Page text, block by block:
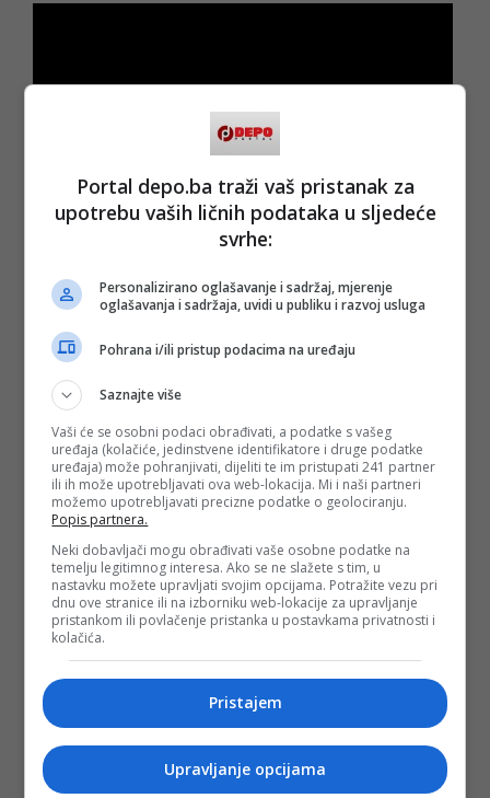
(DEPO PORTAL/ad)
PODIJELI NA
Depo.bapratite putem društvenih mrežaTwitter iFacebook
Portal depo.ba traži vaš pristanak za
upotrebu vaših ličnih podataka u sljedeće
svrhe:
Personalizirano oglašavanje i sadržaj, mjerenje
oglašavanja i sadržaja, uvidi u publiku i razvoj usluga
Pohrana i/ili pristup podacima na uređaju
Saznajte više
Vaši će se osobni podaci obrađivati, a podatke s vašeg
uređaja (kolačiće, jedinstvene identifikatore i druge podatke
uređaja) može pohranjivati, dijeliti te im pristupati 241 partner
ili ih može upotrebljavati ova web-lokacija. Mi i naši partneri
možemo upotrebljavati precizne podatke o geolociranju.
Popis partnera.
Neki dobavljači mogu obrađivati vaše osobne podatke na
temelju legitimnog interesa. Ako se ne slažete s tim, u
nastavku možete upravljati svojim opcijama. Potražite vezu pri
dnu ove stranice ili na izborniku web-lokacije za upravljanje
pristankom ili povlačenje pristanka u postavkama privatnosti i
kolačića.
Pristajem
Upravljanje opcijama